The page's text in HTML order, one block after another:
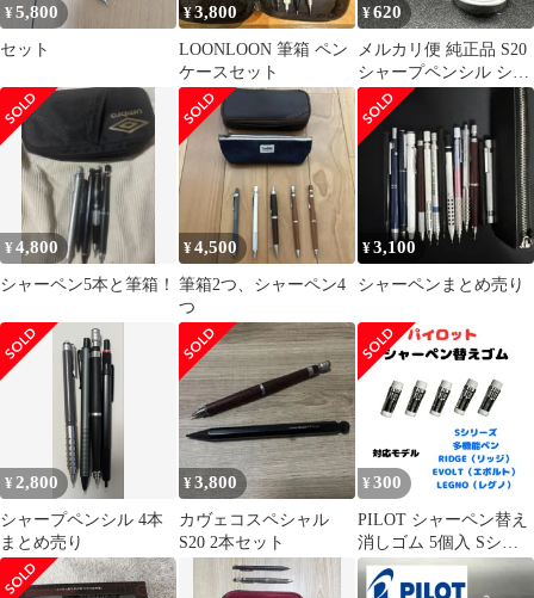
¥5,800
セット
¥3,800
LOONLOON 筆箱 ペン
ケースセット
¥620
メルカリ便 純正品 S20
シャープペンシル シャ
ーペン 口金 0.5 266
¥4,800
シャーペン5本と筆箱！
¥4,500
筆箱2つ、シャーペン4
つ
¥3,100
シャーペンまとめ売り
¥ 2,800
シャープペンシル 4本
まとめ売り
¥3,800
カヴェコスペシャル
S20 2本セット
¥ 300
PILOT シャーペン替え
消しゴム 5個入 Sシリ
ーズ 製図用 多機能ペン
対応 未使用 ml0